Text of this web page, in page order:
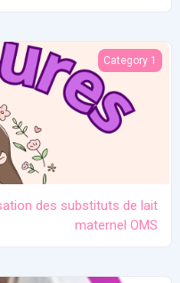
de lait maternel OMS
Category 1
des substituts de lait
maternel OMS